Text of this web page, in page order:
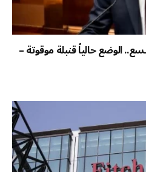
الوضع حالياً قنبلة موقوتة –